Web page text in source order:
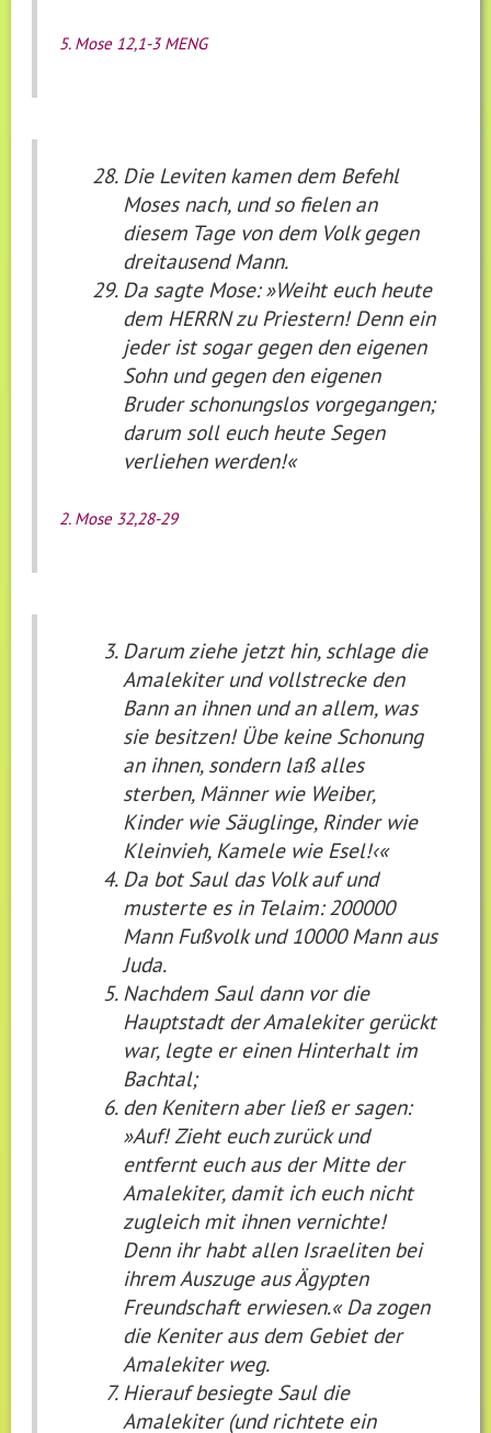
5. Mose 12,1-3 MENG
Die Leviten kamen dem Befehl
Moses nach, und so fielen an
diesem Tage von dem Volk gegen
dreitausend Mann.
Da sagte Mose: »Weiht euch heute
dem HERRN zu Priestern! Denn ein
jeder ist sogar gegen den eigenen
Sohn und gegen den eigenen
Bruder schonungslos vorgegangen;
darum soll euch heute Segen
verliehen werden!«
2. Mose 32,28-29
Darum ziehe jetzt hin, schlage die
Amalekiter und vollstrecke den
Bann an ihnen und an allem, was
sie besitzen! Übe keine Schonung
an ihnen, sondern laß alles
sterben, Männer wie Weiber,
Kinder wie Säuglinge, Rinder wie
Kleinvieh, Kamele wie Esel!‹«
Da bot Saul das Volk auf und
musterte es in Telaim: 200000
Mann Fußvolk und 10000 Mann aus
Juda.
Nachdem Saul dann vor die
Hauptstadt der Amalekiter gerückt
war, legte er einen Hinterhalt im
Bachtal;
den Kenitern aber ließ er sagen:
»Auf! Zieht euch zurück und
entfernt euch aus der Mitte der
Amalekiter, damit ich euch nicht
zugleich mit ihnen vernichte!
Denn ihr habt allen Israeliten bei
ihrem Auszuge aus Ägypten
Freundschaft erwiesen.« Da zogen
die Keniter aus dem Gebiet der
Amalekiter weg.
Hierauf besiegte Saul die
Amalekiter (und richtete ein